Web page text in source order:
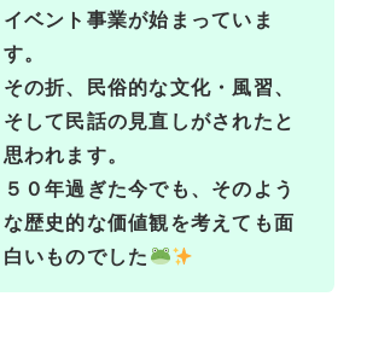
イベント事業が始まっていま
す。
その折、民俗的な文化・風習、
そして民話の見直しがされたと
思われます。
５０年過ぎた今でも、そのよう
な歴史的な価値観を考えても面
白いものでした